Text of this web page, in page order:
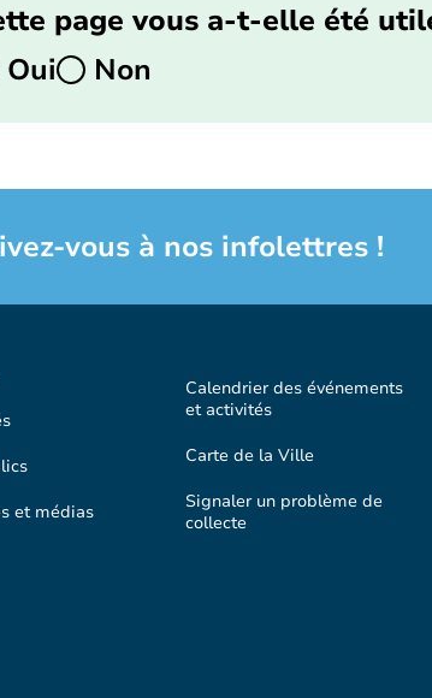
page vous a-t-elle été
Oui
Non
vous à nos infolettres !
et médias
Calendrier des événements
et activités
Carte de la Ville
Signaler un problème de
collecte